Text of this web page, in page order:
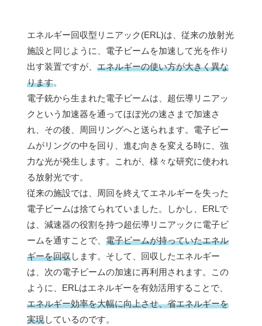
エネルギー回収型リニアック(ERL)は、従来の放射光
施設と同じように、電子ビームを加速して光を作り
出す装置ですが、 エネルギーの使い方が大きく異な
ります。
電子銃から生まれた電子ビームは、超伝導リニアッ
クという加速器を通ってほぼ光の速さまで加速さ
れ、その後、周回リングへと送られます。電子ビー
ムがリングの中を回り、進む向きを変える時に、強
力な光が発生します。これが、様々な研究に使われ
る放射光です。
従来の施設では、周回を終えてエネルギーを失った
電子ビームは捨てられていました。しかし、ERLで
は、減速器の役割を持つ超伝導リニアックに電子ビ
ームを通すことで、 電子ビームが持っていたエネル
ギーを回収します。そして、回収したエネルギー
は、次の電子ビームの加速に再利用されます。この
ように、ERLはエネルギーを有効活用することで、
エネルギー効率を大幅に向上させ、省エネルギーを
実現しているのです。